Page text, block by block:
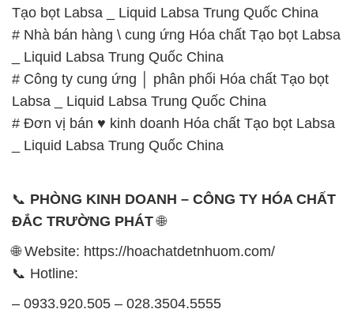
Tạo bọt Labsa _ Liquid Labsa Trung Quốc China
# Nhà bán hàng \ cung ứng Hóa chất Tạo bọt Labsa
_ Liquid Labsa Trung Quốc China
# Công ty cung ứng │ phân phối Hóa chất Tạo bọt
Labsa _ Liquid Labsa Trung Quốc China
# Đơn vị bán ♥ kinh doanh Hóa chất Tạo bọt Labsa
_ Liquid Labsa Trung Quốc China
📞 PHÒNG KINH DOANH – CÔNG TY HÓA CHẤT
ĐẮC TRƯỜNG PHÁT🌐
🌐 Website: https://hoachatdetnhuom.com/
📞 Hotline:
– 0933.920.505 – 028.3504.5555